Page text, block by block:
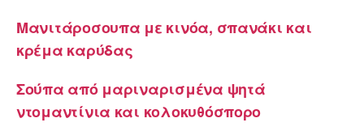
Μανιτάροσουπα με κινόα, σπανάκι και
κρέμα καρύδας
Σούπα από μαριναρισμένα ψητά
ντομαντίνια και κολοκυθόσπορο